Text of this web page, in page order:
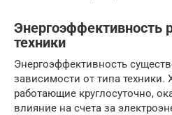
Энергоэффективность
техники
Энергоэффективность
зависимости от типа техники.
работающие круглосуточно,
влияние на счета за